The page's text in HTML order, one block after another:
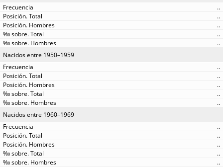
..
..
..
..
..
Nacidos entre 1950–1959
..
..
..
..
..
Nacidos entre 1960–1969
..
..
..
..
..